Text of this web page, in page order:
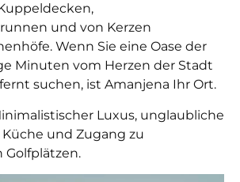
und von Kerzen
Wenn Sie eine Oase der
Minuten vom Herzen der Stadt
suchen, ist Amanjena Ihr Ort.
Luxus, unglaubliche
und Zugang zu
Golfplätzen.